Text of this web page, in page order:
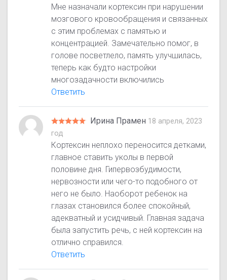
Мне назначали кортексин при нарушении
мозгового кровообращения и связанных
с этим проблемах с памятью и
концентрацией. Замечательно помог, в
голове посветлело, память улучшилась,
теперь как будто настройки
многозадачности включились
Ответить
Ирина Прамен 18 апреля, 2023
год
Кортексин неплохо переносится детками,
главное ставить уколы в первой
половине дня. Гипервозбудимости,
нервозности или чего-то подобного от
него не было. Наоборот ребенок на
глазах становился более спокойный,
адекватный и усидчивый. Главная задача
была запустить речь, с ней кортексин на
отлично справился.
Ответить